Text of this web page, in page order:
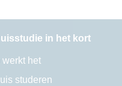
in het kort
werkt het
studeren